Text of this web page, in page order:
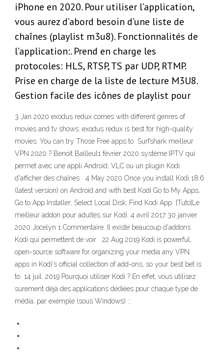
iPhone en 2020. Pour utiliser l’application,
vous aurez d’abord besoin d’une liste de
chaînes (playlist m3u8). Fonctionnalités de
l’application:. Prend en charge les
protocoles: HLS, RTSP, TS par UDP, RTMP.
Prise en charge de la liste de lecture M3U8.
Gestion facile des icônes de playlist pour
3 Jan 2020 exodus redux comes with different genres of
movies and tv shows. exodus redux is best for high-quality
movies. You can try Those Free apps to Surfshark meilleur
VPN 2020 ? Benoît Bailleul1 février 2020 système IPTV qui
permet avec une appli Android, VLC ou un plugin Kodi
d'afficher des chaînes 4 May 2020 Once you install Kodi 18.6
(latest version) on Android and with best Kodi Go to My Apps;
Go to App Installer; Select Local Disk; Find Kodi App [Tuto]Le
meilleur addon pour adultes sur Kodi. 4 avril 2017 30 janvier
2020 Jocelyn 1 Commentaire. Il existe beaucoup d'addons
Kodi qui permettent de voir 22 Aug 2019 Kodi is powerful,
open-source software for organizing your media any VPN
apps in Kodi's official collection of add-ons, so your best bet is
to 14 juil. 2019 Pourquoi utiliser Kodi ? En effet, vous utilisez
surement déjà des applications dédiées pour chaque type de
média, par exemple (sous Windows) :.